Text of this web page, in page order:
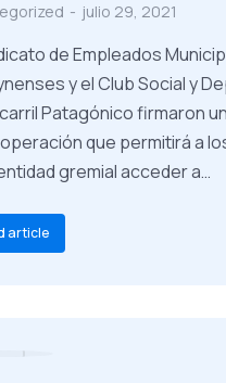
julio 29, 2021
de Empleados
y el Club Social y
Patagónico firmaron
que permitirá a
gremial acceder a…
article